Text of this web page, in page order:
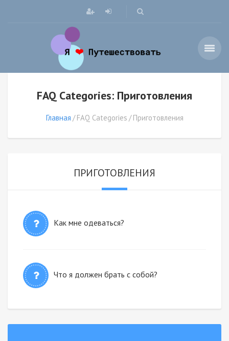
FAQ Categories: Приготовления
Главная FAQ Categories Приготовления
ПРИГОТОВЛЕНИЯ
Как мне одеваться?
Что я должен брать с собой?